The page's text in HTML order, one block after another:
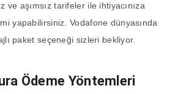
ve aşımsız tarifeler ile ihtiyacınıza
yapabilirsiniz. Vodafone dünyasında
paket seçeneği sizleri bekliyor.
Ödeme Yöntemleri